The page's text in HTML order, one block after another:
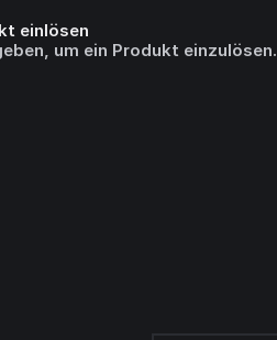
einlösen
um ein Produkt einzulösen.